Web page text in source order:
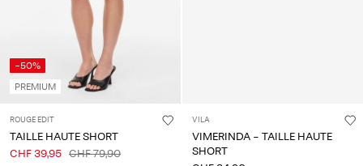
-50%
PREMIUM
ROUGE EDIT
TAILLE HAUTE SHORT
CHF 39,95 CHF 79,90
VILA
VIMERINDA - TAILLE HAUTE
SHORT